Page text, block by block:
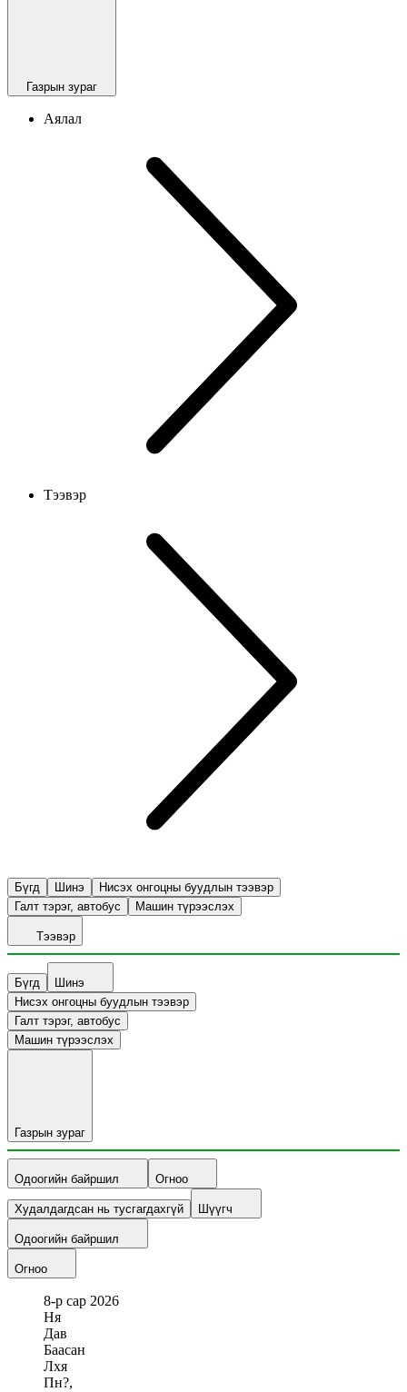
Газрын зураг
Аялал
Тээвэр
Бүгд Шинэ
Нисэх онгоцны буудлын тээвэр
Галт тэрэг, автобус
Машин түрээслэх
Тээвэр
Бүгд
Шинэ
Нисэх онгоцны буудлын тээвэр
Галт тэрэг, автобус
Машин түрээслэх
Газрын зураг
Одоогийн байршил Огноо
Худалдагдсан нь тусгагдахгүй Шүүгч
Одоогийн байршил
Огноо
8-р сар 2026
Ня
Дав
Баасан
Лхя
Пн?,